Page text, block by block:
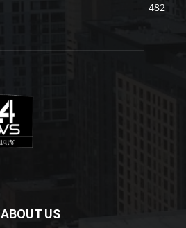
482
ABOUT US